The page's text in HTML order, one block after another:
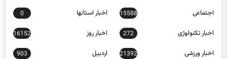
اجتماعی 15588 اخبار استانها 0
اخبار تکنولوژی 272 اخبار روز 16152
اخبار ورزشی 21392 اردبیل 903